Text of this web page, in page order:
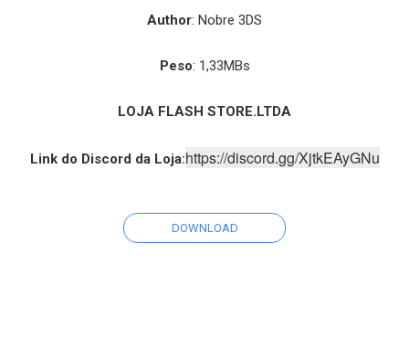
Author: Nobre 3DS
Peso: 1,33MBs
LOJA FLASH STORE.LTDA
Link do Discord da Loja:https://discord.gg/XjtkEAyGNu
DOWNLOAD